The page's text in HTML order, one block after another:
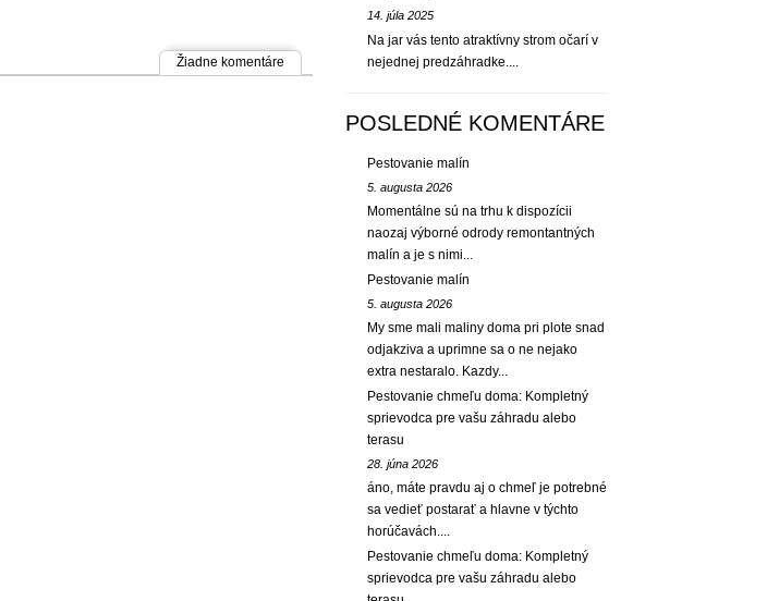
Žiadne komentáre
14. júla 2025
Na jar vás tento atraktívny strom očarí v
nejednej predzáhradke....
POSLEDNÉ KOMENTÁRE
Pestovanie malín
5. augusta 2026
Momentálne sú na trhu k dispozícii
naozaj výborné odrody remontantných
malín a je s nimi...
Pestovanie malín
5. augusta 2026
My sme mali maliny doma pri plote snad
odjakziva a uprimne sa o ne nejako
extra nestaralo. Kazdy...
Pestovanie chmeľu doma: Kompletný
sprievodca pre vašu záhradu alebo
terasu
28. júna 2026
áno, máte pravdu aj o chmeľ je potrebné
sa vedieť postarať a hlavne v týchto
horúčavách....
Pestovanie chmeľu doma: Kompletný
sprievodca pre vašu záhradu alebo